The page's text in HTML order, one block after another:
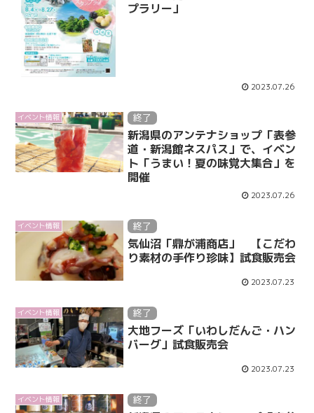
プラリー」
2023.07.26
イベント情報 終了
新潟県のアンテナショップ「表参
道・新潟館ネスパス」で、イベン
ト「うまい！夏の味覚大集合」を
開催
2023.07.26
イベント情報 終了
気仙沼「鼎が浦商店」 【こだわ
り素材の手作り珍味】試食販売会
2023.07.23
イベント情報 終了
大地フーズ「いわしだんご・ハン
バーグ」試食販売会
2023.07.23
イベント情報 終了